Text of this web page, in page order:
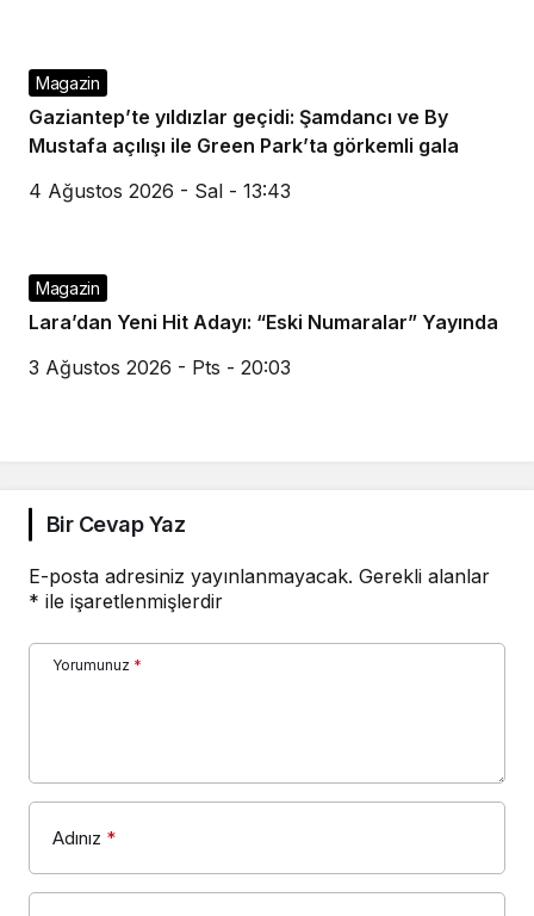
Magazin
Gaziantep’te yıldızlar geçidi: Şamdancı ve By
Mustafa açılışı ile Green Park’ta görkemli gala
4 Ağustos 2026 - Sal - 13:43
Magazin
Lara’dan Yeni Hit Adayı: “Eski Numaralar” Yayında
3 Ağustos 2026 - Pts - 20:03
Bir Cevap Yaz
E-posta adresiniz yayınlanmayacak. Gerekli alanlar
* ile işaretlenmişlerdir
Yorumunuz *
Adınız *